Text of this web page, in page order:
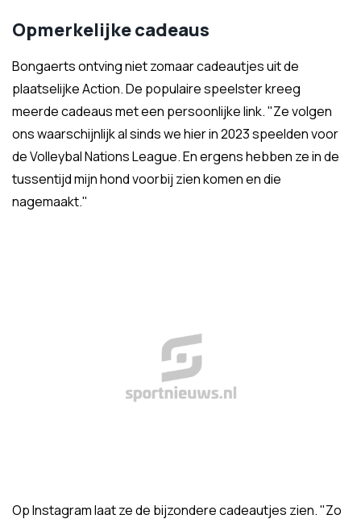
Opmerkelijke cadeaus
Bongaerts ontving niet zomaar cadeautjes uit de
plaatselijke Action. De populaire speelster kreeg
meerde cadeaus met een persoonlijke link. "Ze volgen
ons waarschijnlijk al sinds we hier in 2023 speelden voor
de Volleybal Nations League. En ergens hebben ze in de
tussentijd mijn hond voorbij zien komen en die
nagemaakt."
Op Instagram laat ze de bijzondere cadeautjes zien. "Zo